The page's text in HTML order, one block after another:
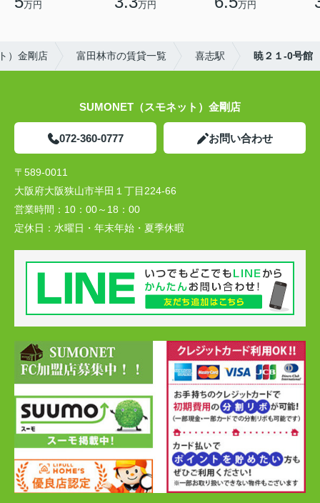
万円 万円 万円
）金剛店 富田林市の賃貸一覧 喜志駅 暁２１-0号館
SUMONET（スモネット）金剛店
072-360-0777 お問い合わせ
〒589-0011
大阪府大阪狭山市半田１丁目224-66
営業時間： 10：00～18：00
定休日： 水曜日・年末年始・夏季休暇